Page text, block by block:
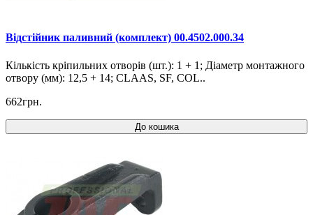
Відстійник паливний (комплект) 00.4502.000.34
Кількість кріпильних отворів (шт.): 1 + 1; Діаметр монтажного
отвору (мм): 12,5 + 14; CLAAS, SF, COL..
662грн.
До кошика